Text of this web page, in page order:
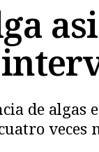
de algas
veces